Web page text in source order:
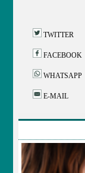
TWITTER
FACEBOOK
WHATSAPP
E-MAIL